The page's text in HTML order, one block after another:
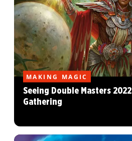
MAKING MAGIC
Seeing Double Masters
Gathering